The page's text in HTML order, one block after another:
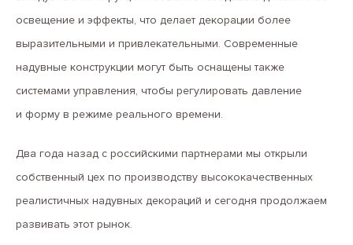
освещение и эффекты, что делает декорации более
выразительными и привлекательными. Современные
надувные конструкции могут быть оснащены также
системами управления, чтобы регулировать давление
и форму в режиме реального времени.
Два года назад с российскими партнерами мы открыли
собственный цех по производству высококачественных
реалистичных надувных декораций и сегодня продолжаем
развивать этот рынок.